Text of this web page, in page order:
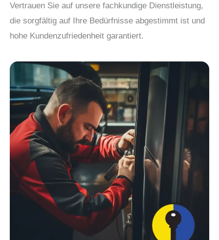
Vertrauen Sie auf unsere fachkundige Dienstleistung,
die sorgfältig auf Ihre Bedürfnisse abgestimmt ist und
hohe Kundenzufriedenheit garantiert.